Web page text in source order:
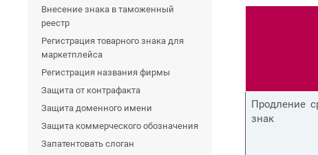
Продление
знак
Внесение знака в таможенный
реестр
Регистрация товарного знака для
маркетплейса
Регистрация названия фирмы
Защита от контрафакта
Защита доменного имени
Защита коммерческого обозначения
Запатентовать слоган